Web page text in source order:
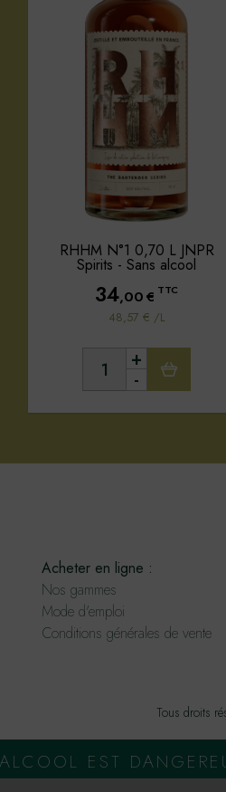
RHHM N°1 0,70 L JNPR
Spirits - Sans alcool
34,00€ TTC
48,57 € /L
-
+
Acheter en ligne :
Nos gammes
Mode d'emploi
Conditions générales de vente
Tous droits
EST